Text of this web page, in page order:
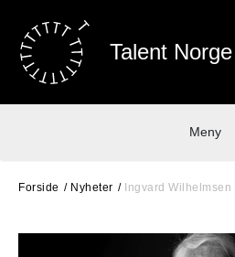
Talent Norge
Meny
Forside Nyheter Ingvard Wilhelmsen